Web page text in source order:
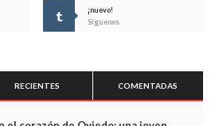
¡nuevo!
Síguenos
RECIENTES COMENTADAS